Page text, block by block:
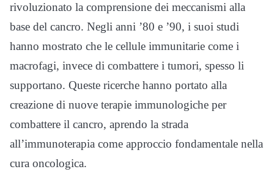
rivoluzionato la comprensione dei meccanismi alla
base del cancro. Negli anni ’80 e ’90, i suoi studi
hanno mostrato che le cellule immunitarie come i
macrofagi, invece di combattere i tumori, spesso li
supportano. Queste ricerche hanno portato alla
creazione di nuove terapie immunologiche per
combattere il cancro, aprendo la strada
all’immunoterapia come approccio fondamentale nella
cura oncologica.